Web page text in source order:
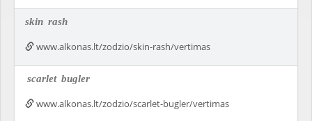
skin rash
www.alkonas.lt/zodzio/skin-rash/vertimas
scarlet bugler
www.alkonas.lt/zodzio/scarlet-bugler/vertimas